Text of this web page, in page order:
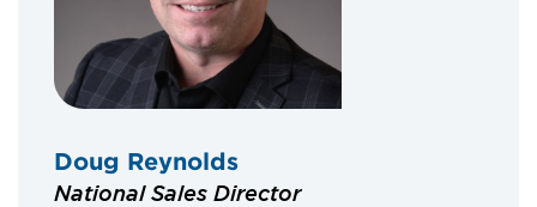
Doug Reynolds
National Sales Director